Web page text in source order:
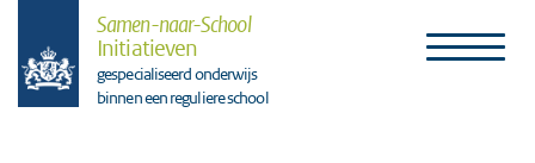
Samen-naar-School
Initiatieven
gespecialiseerd onderwijs
binnen een reguliere school